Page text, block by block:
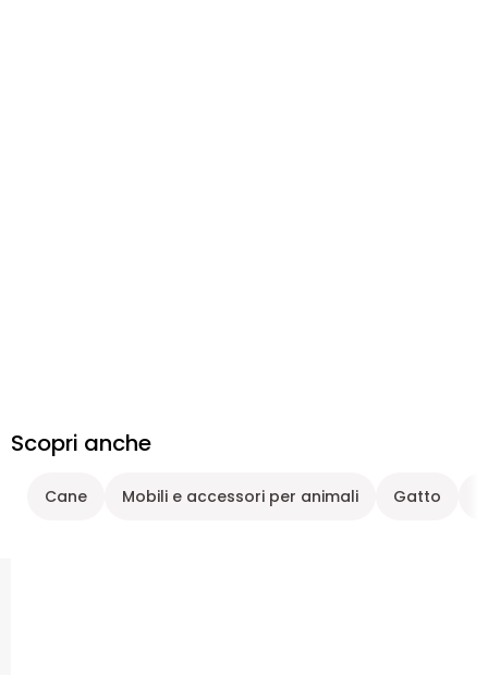
Scopri anche
Cane Mobili e accessori per animali Gatto